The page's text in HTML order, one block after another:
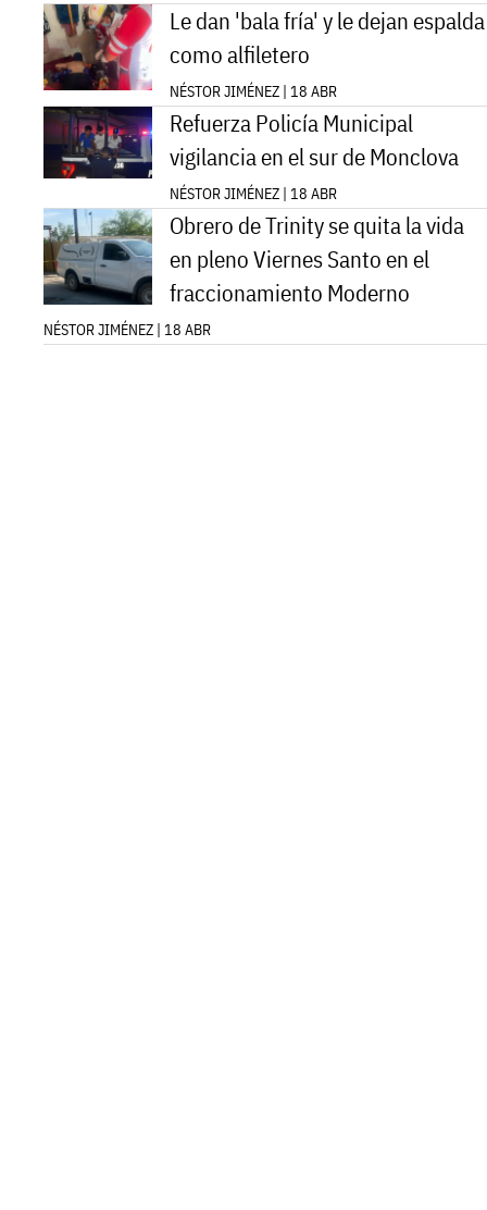
Le dan 'bala fría' y le dejan espalda
como alfiletero
NÉSTOR JIMÉNEZ | 18 ABR
Refuerza Policía Municipal
vigilancia en el sur de Monclova
NÉSTOR JIMÉNEZ | 18 ABR
Obrero de Trinity se quita la vida
en pleno Viernes Santo en el
fraccionamiento Moderno
NÉSTOR JIMÉNEZ | 18 ABR